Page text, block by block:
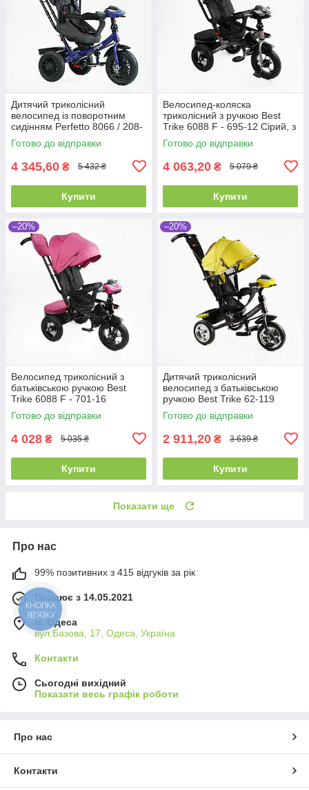
Дитячий триколісний
велосипед із поворотним
сидінням Perfetto 8066 / 208-
23, з надувними колесами
Готово до відправки
4 345,60 ₴ 5 432 ₴
Купити
Велосипед-коляска
триколісний з ручкою Best
Trike 6088 F - 695-12 Сірий, з
поворотним сидінням
Готово до відправки
4 063,20 ₴ 5 079 ₴
Купити
–20%
Велосипед триколісний з
батьківською ручкою Best
Trike 6088 F - 701-16
Рожевий, з поворотним
сидінням
Готово до відправки
4 028 ₴ 5 035 ₴
Купити
–20%
Дитячий триколісний
велосипед з батьківською
ручкою Best Trike 62-119
Жовтий, колеса ПЕНА, фара,
USB,
Готово до відправки
2 911,20 ₴ 3 639 ₴
Купити
Показати ще
Про нас
99% позитивних з 415 відгуків за рік
Працює з 14.05.2021
м. Одеса
вул.Базова, 17, Одеса, Україна
Контакти
Сьогодні вихідний
Показати весь графік роботи
Про нас
Контакти
КНОПКА
ЗВ'ЯЗКУ